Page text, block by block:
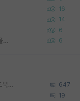
16
14
6
정보보안 연구하는 입장에선 식별가능한 사진을 올리는건 비추이긴함 6
[무료] 2026 미국 대학원 유학 스타터팩 - 가이드북 & 합격자 컨택메일 템플릿 647
19